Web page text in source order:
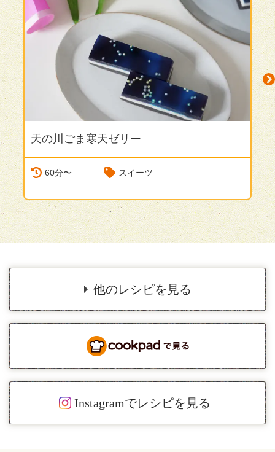
天の川ごま寒天ゼリー
60分〜 スイーツ
他のレシピを見る
Instagramでレシピを見る